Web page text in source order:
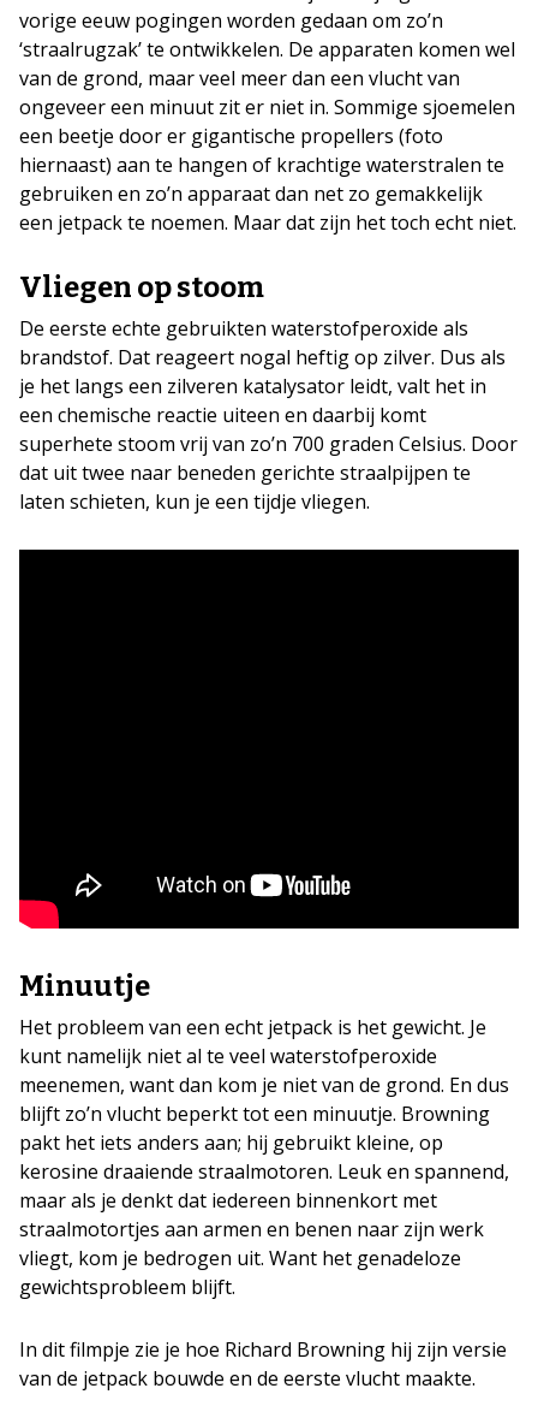
vorige eeuw pogingen worden gedaan om zo’n
‘straalrugzak’ te ontwikkelen. De apparaten komen wel
van de grond, maar veel meer dan een vlucht van
ongeveer een minuut zit er niet in. Sommige sjoemelen
een beetje door er gigantische propellers (foto
hiernaast) aan te hangen of krachtige waterstralen te
gebruiken en zo’n apparaat dan net zo gemakkelijk
een jetpack te noemen. Maar dat zijn het toch echt niet.
Vliegen op stoom
De eerste echte gebruikten waterstofperoxide als
brandstof. Dat reageert nogal heftig op zilver. Dus als
je het langs een zilveren katalysator leidt, valt het in
een chemische reactie uiteen en daarbij komt
superhete stoom vrij van zo’n 700 graden Celsius. Door
dat uit twee naar beneden gerichte straalpijpen te
laten schieten, kun je een tijdje vliegen.
Minuutje
Het probleem van een echt jetpack is het gewicht. Je
kunt namelijk niet al te veel waterstofperoxide
meenemen, want dan kom je niet van de grond. En dus
blijft zo’n vlucht beperkt tot een minuutje. Browning
pakt het iets anders aan; hij gebruikt kleine, op
kerosine draaiende straalmotoren. Leuk en spannend,
maar als je denkt dat iedereen binnenkort met
straalmotortjes aan armen en benen naar zijn werk
vliegt, kom je bedrogen uit. Want het genadeloze
gewichtsprobleem blijft.
In dit filmpje zie je hoe Richard Browning hij zijn versie
van de jetpack bouwde en de eerste vlucht maakte.